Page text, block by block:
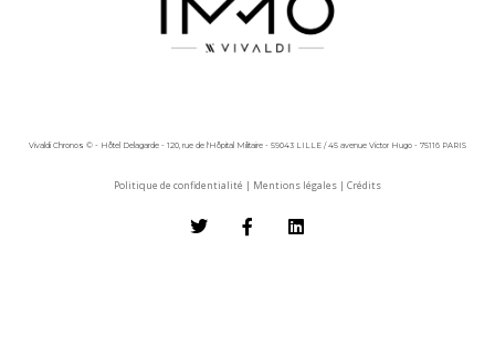
Vivaldi Chronos © - Hôtel Delagarde - 120, rue de l'Hôpital Militaire - 59043 LILLE / 45 avenue Victor Hugo - 75116 PARIS
Politique de confidentialité | Mentions légales | Crédits